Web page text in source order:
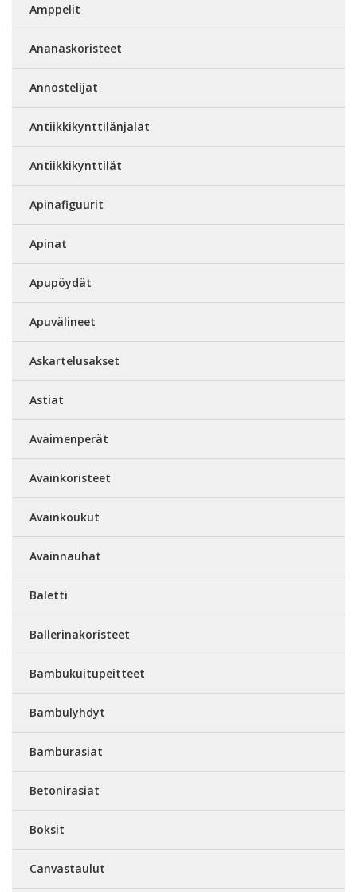
Amppelit
Ananaskoristeet
Annostelijat
Antiikkikynttilänjalat
Antiikkikynttilät
Apinafiguurit
Apinat
Apupöydät
Apuvälineet
Askartelusakset
Astiat
Avaimenperät
Avainkoristeet
Avainkoukut
Avainnauhat
Baletti
Ballerinakoristeet
Bambukuitupeitteet
Bambulyhdyt
Bamburasiat
Betonirasiat
Boksit
Canvastaulut